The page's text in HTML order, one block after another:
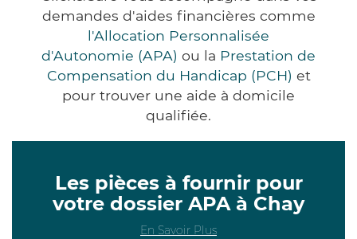
demandes d'aides financières comme
l'Allocation Personnalisée
d'Autonomie (APA) ou la Prestation de
Compensation du Handicap (PCH) et
pour trouver une aide à domicile
qualifiée.
Les pièces à fournir pour
votre dossier APA à Chay
En Savoir Plus